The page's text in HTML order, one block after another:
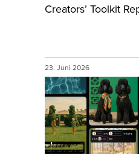
Creators’ Toolkit
23. Juni 2026